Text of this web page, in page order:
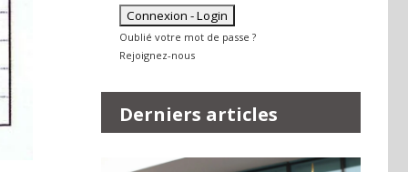
Oublié votre mot de passe ?
Rejoignez-nous
Derniers articles